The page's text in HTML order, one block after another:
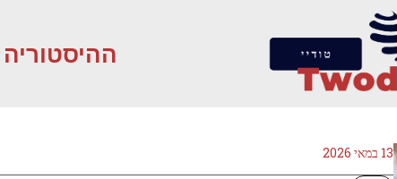
ההיסטוריה
13 במאי 2026